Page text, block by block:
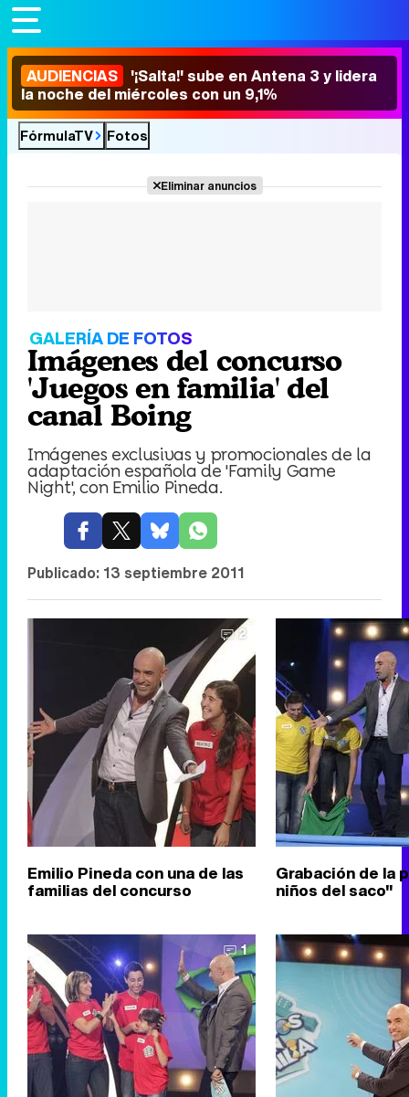
AUDIENCIAS '¡Salta!' sube en Antena 3 y lidera
la noche del miércoles con un 9,1%
FórmulaTV Fotos
Eliminar anuncios
GALERÍA DE FOTOS
Imágenes del concurso
'Juegos en familia' del
canal Boing
Imágenes exclusivas y promocionales de la
adaptación española de 'Family Game
Night', con Emilio Pineda.
Publicado: 13 septiembre 2011
2
Emilio Pineda con una de las
familias del concurso
Grabación de la
niños del saco"
1